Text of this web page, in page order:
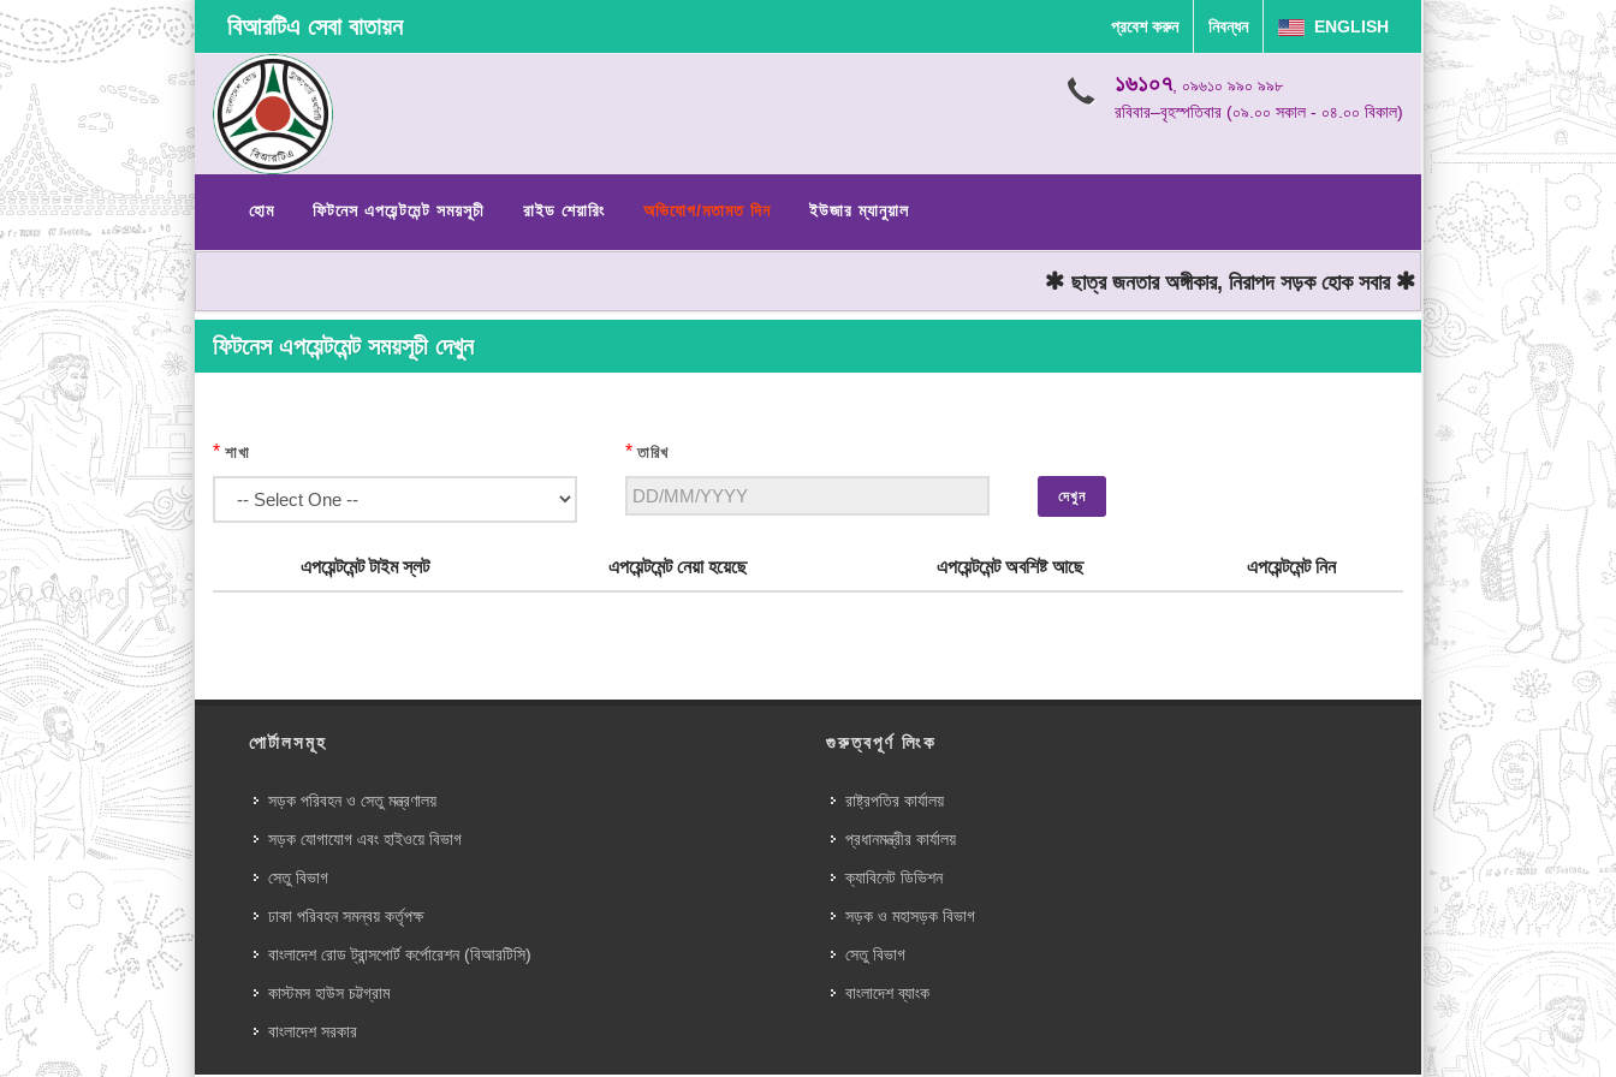
বিআরটিএ সেবা বাতায়ন প্রবেশ করুন নিবন্ধন ENGLISH
১৬১০৭, ০৯৬১০ ৯৯০ ৯৯৮
রবিবার–বৃহস্পতিবার (০৯.০০ সকাল - ০৪.০০ বিকাল)
হোম ফিটনেস এপয়েন্টমেন্ট সময়সূচী রাইড শেয়ারিং অভিযোগ/মতামত দিন ইউজার ম্যানুয়াল
ছাত্র জনতার অঙ্গীকার, নিরাপদ সড়ক হোক সবার মোটরযান চালানোর সময়
ফিটনেস এপয়েন্টমেন্ট সময়সূচী দেখুন
* শাখা * তারিখ
দেখুন
এপয়েন্টমেন্ট টাইম স্লট এপয়েন্টমেন্ট নেয়া হয়েছে এপয়েন্টমেন্ট অবশিষ্ট আছে এপয়েন্টমেন্ট নিন
পোর্টালসমূহ
সড়ক পরিবহন ও সেতু মন্ত্রণালয়
সড়ক যোগাযোগ এবং হাইওয়ে বিভাগ
সেতু বিভাগ
ঢাকা পরিবহন সমন্বয় কর্তৃপক্ষ
বাংলাদেশ রোড ট্রান্সপোর্ট কর্পোরেশন (বিআরটিসি)
কাস্টমস হাউস চট্টগ্রাম
বাংলাদেশ সরকার
গুরুত্বপূর্ণ লিংক
রাষ্ট্রপতির কার্যালয়
প্রধানমন্ত্রীর কার্যালয়
ক্যাবিনেট ডিভিশন
সড়ক ও মহাসড়ক বিভাগ
সেতু বিভাগ
বাংলাদেশ ব্যাংক